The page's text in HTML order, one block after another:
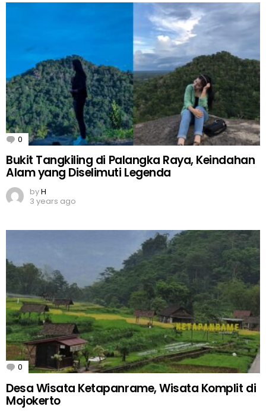
0 Comments
Bukit Tangkiling di Palangka Raya, Keindahan
Alam yang Diselimuti Legenda
byH
3 years ago
0 Comments
Desa Wisata Ketapanrame, Wisata Komplit di
Mojokerto